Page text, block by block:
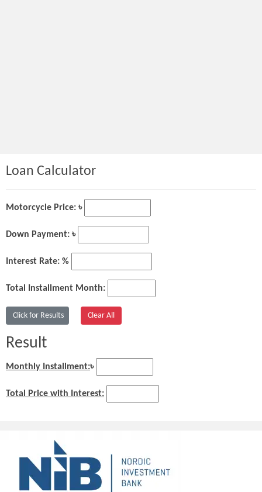
Loan Calculator
Motorcycle Price: ৳
Down Payment: ৳
Interest Rate: %
Total Installment Month:
Result
Monthly Installment:৳
Total Price with Interest: